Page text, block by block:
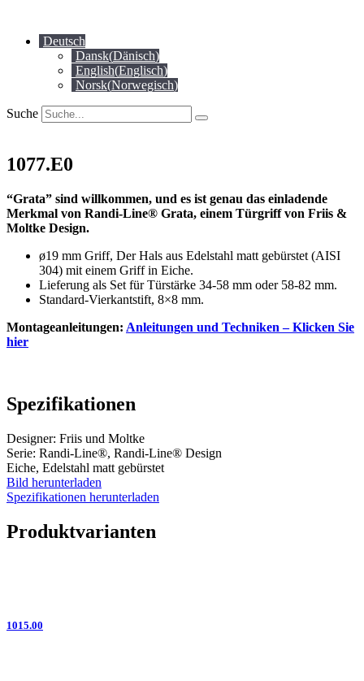
springenDeutsch
Dansk(Dänisch)
English(Englisch)
Norsk(Norwegisch)
Suche
1077.E0
“Grata” sind willkommen, und es ist genau das einladende
Merkmal von Randi-Line® Grata, einem Türgriff von Friis &
Moltke Design.
ø19 mm Griff, Der Hals aus Edelstahl matt gebürstet (AISI
304) mit einem Griff in Eiche.
Lieferung als Set für Türstärke 34-58 mm oder 58-82 mm.
Standard-Vierkantstift, 8×8 mm.
Montageanleitungen: Anleitungen und Techniken – Klicken Sie
hier
Spezifikationen
Designer: Friis und Moltke
Serie: Randi-Line®, Randi-Line® Design
Eiche, Edelstahl matt gebürstet
Bild herunterladen
Spezifikationen herunterladen
Produktvarianten
1015.00